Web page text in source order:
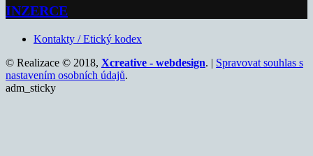
INZERCE
Kontakty / Etický kodex
© Realizace © 2018, Xcreative - webdesign. | Spravovat souhlas s
nastavením osobních údajů.
adm_sticky